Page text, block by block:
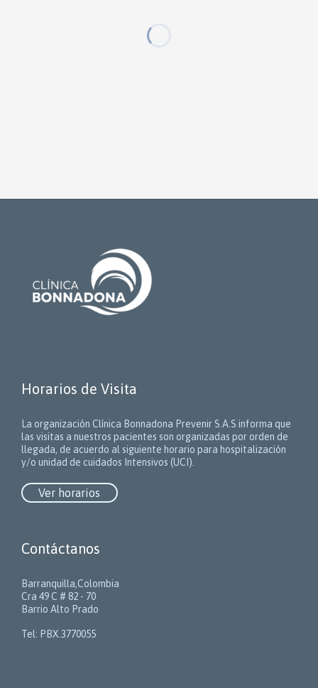
Horarios de Visita
La organización Clínica Bonnadona Prevenir S.A.S informa que
las visitas a nuestros pacientes son organizadas por orden de
llegada, de acuerdo al siguiente horario para hospitalización
y/o unidad de cuidados Intensivos (UCI).
Ver horarios
Contáctanos
Barranquilla,Colombia
Cra 49 C # 82 - 70
Barrio Alto Prado
Tel: PBX.3770055